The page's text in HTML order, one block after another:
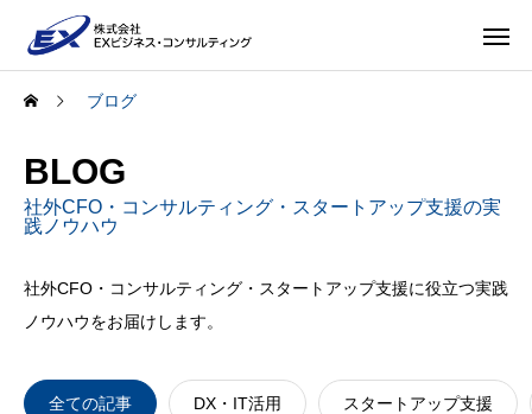
ブログ
BLOG
社外CFO・コンサルティング・スタートアップ支援の実
践ノウハウ
社外CFO・コンサルティング・スタートアップ支援に役立つ実践
ノウハウをお届けします。
全ての記事 DX・IT活用 スタートアップ支援